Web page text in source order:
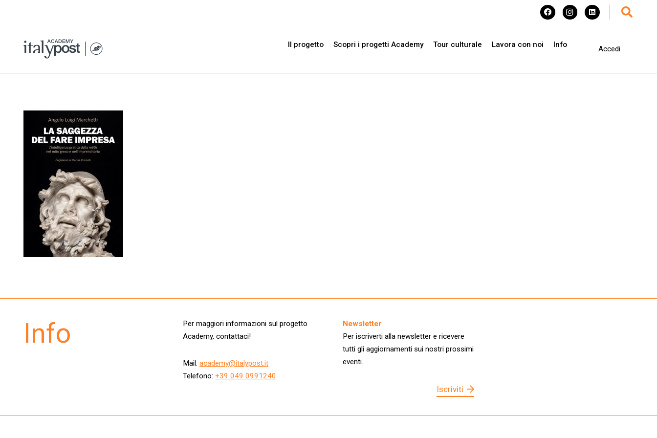
Il progetto Scopri i progetti Academy Tour culturale Lavora con noi Info
Accedi
Info
Per maggiori informazioni sul progetto
Academy, contattaci!
Mail: academy@italypost.it
Telefono: +39 049 0991240
Newsletter
Per iscriverti alla newsletter e ricevere
tutti gli aggiornamenti sui nostri prossimi
eventi.
Iscriviti